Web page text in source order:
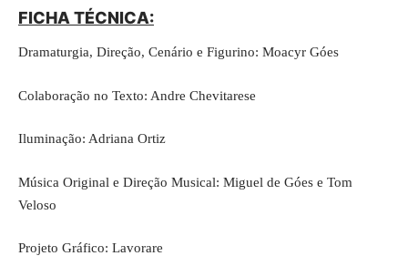
FICHA TÉCNICA:
Dramaturgia, Direção, Cenário e Figurino: Moacyr Góes
Colaboração no Texto: Andre Chevitarese
Iluminação: Adriana Ortiz
Música Original e Direção Musical: Miguel de Góes e Tom
Veloso
Projeto Gráfico: Lavorare